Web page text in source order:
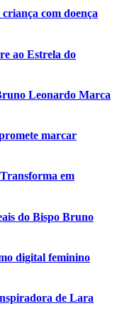
com doença
ao Estrela do
Leonardo Marca
marcar
em
do Bispo Bruno
digital feminino
de Lara